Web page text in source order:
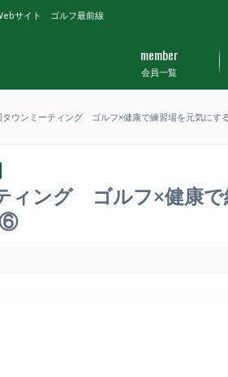
サイト ゴルフ最前線
会員一覧
member
タウンミーティング ゴルフ×健康で練習場を元気に
ィング ゴルフ×健康で